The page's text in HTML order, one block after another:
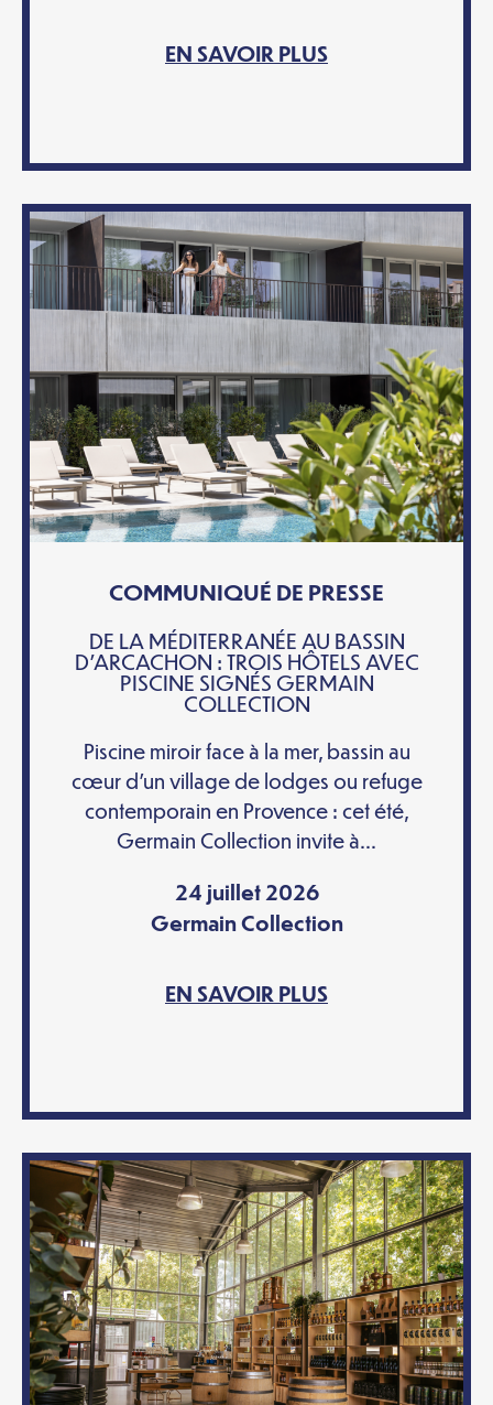
EN SAVOIR PLUS
COMMUNIQUÉ DE PRESSE
DE LA MÉDITERRANÉE AU BASSIN
D’ARCACHON : TROIS HÔTELS AVEC
PISCINE SIGNÉS GERMAIN
COLLECTION
Piscine miroir face à la mer, bassin au
cœur d’un village de lodges ou refuge
contemporain en Provence : cet été,
Germain Collection invite à...
24 juillet 2026
Germain Collection
EN SAVOIR PLUS